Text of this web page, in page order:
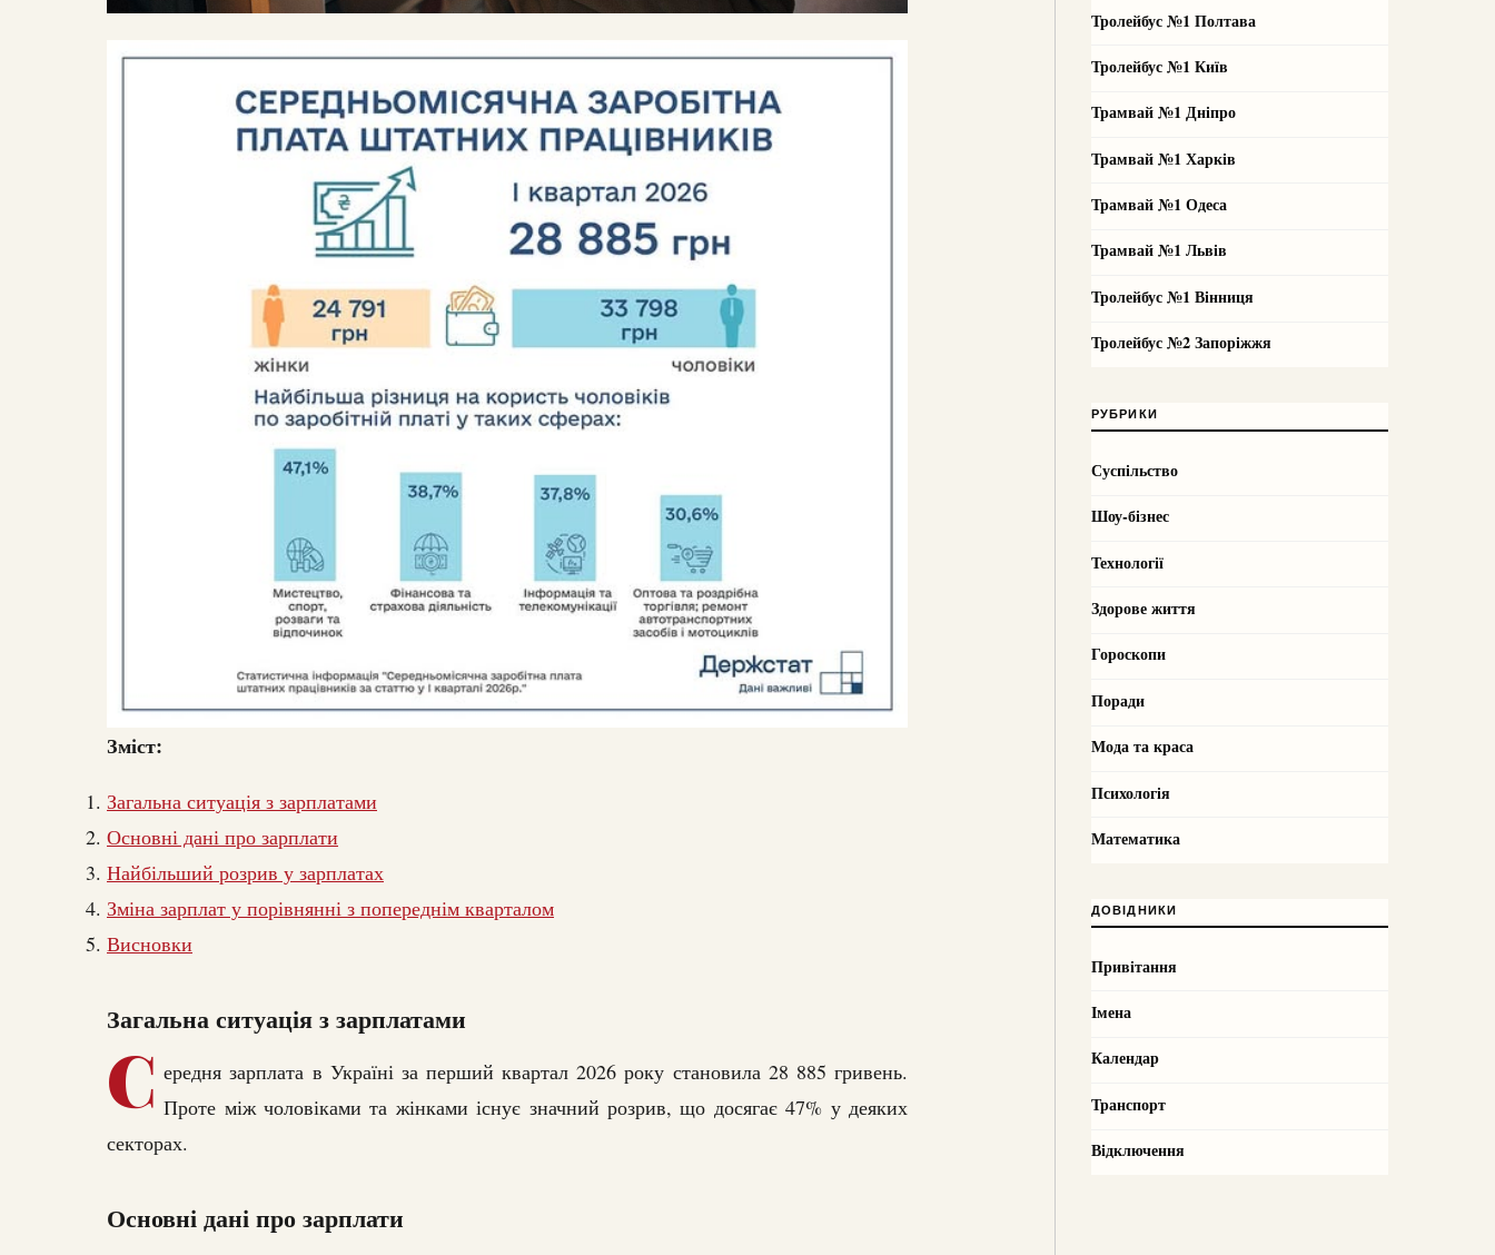
Зміст:
Загальна ситуація з зарплатами
Основні дані про зарплати
Найбільший розрив у зарплатах
Зміна зарплат у порівнянні з попереднім кварталом
Висновки
Загальна ситуація з зарплатами
С ередня зарплата в Україні за перший квартал 2026 року становила 28 885 гривень.
Проте між чоловіками та жінками існує значний розрив, що досягає 47% у деяких
секторах.
Основні дані про зарплати
Тролейбус №1 Полтава
Тролейбус №1 Київ
Трамвай №1 Дніпро
Трамвай №1 Харків
Трамвай №1 Одеса
Трамвай №1 Львів
Тролейбус №1 Вінниця
Тролейбус №2 Запоріжжя
РУБРИКИ
Суспільство
Шоу-бізнес
Технології
Здорове життя
Гороскопи
Поради
Мода та краса
Психологія
Математика
ДОВІДНИКИ
Привітання
Імена
Календар
Транспорт
Відключення